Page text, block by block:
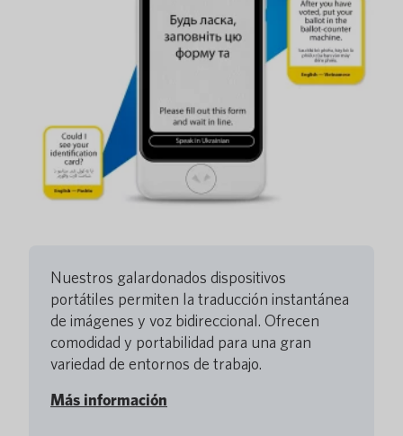
Nuestros galardonados dispositivos
portátiles permiten la traducción instantánea
de imágenes y voz bidireccional. Ofrecen
comodidad y portabilidad para una gran
variedad de entornos de trabajo.
Más información